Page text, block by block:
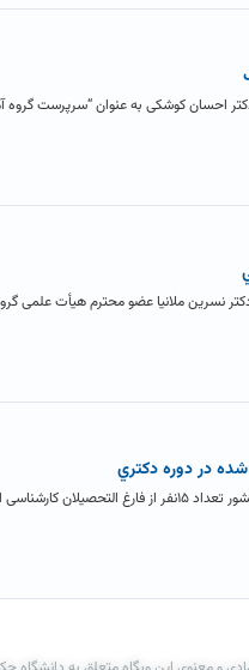
احسان کوشکی به عنوان “سرپرست
نسرین ملانیا عضو محترم هیأت
در دوره دکتري
در آزمون ورودی دکتری...